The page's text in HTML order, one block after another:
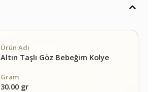
Ürün Adı
Altın Taşlı Göz Bebeğim Kolye
Gram
30.00 gr